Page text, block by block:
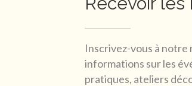
Inscrivez-vous à
informations sur les
pratiques, ateliers